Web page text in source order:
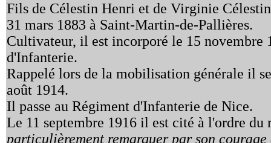
Fils de Célestin Henri et de Virginie
31 mars 1883 à Saint-Martin-de-Pallières.
Cultivateur, il est incorporé le 15 novembre
d'Infanterie.
Rappelé lors de la mobilisation générale il
août 1914.
Il passe au Régiment d'Infanterie de Nice.
Le 11 septembre 1916 il est cité à l'ordre du
particulièrement remarquer par son courage